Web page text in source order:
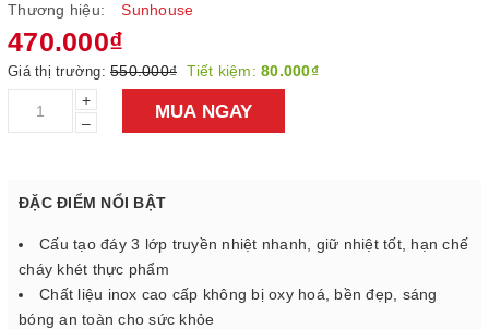
Thương hiệu:
Sunhouse
470.000₫
Giá thị trường: 550.000₫ Tiết kiệm: 80.000₫
+
–
MUA NGAY
ĐẶC ĐIỂM NỔI BẬT
Cấu tạo đáy 3 lớp truyền nhiệt nhanh, giữ nhiệt tốt, hạn chế
cháy khét thực phẩm
Chất liệu inox cao cấp không bị oxy hoá, bền đẹp, sáng
bóng an toàn cho sức khỏe